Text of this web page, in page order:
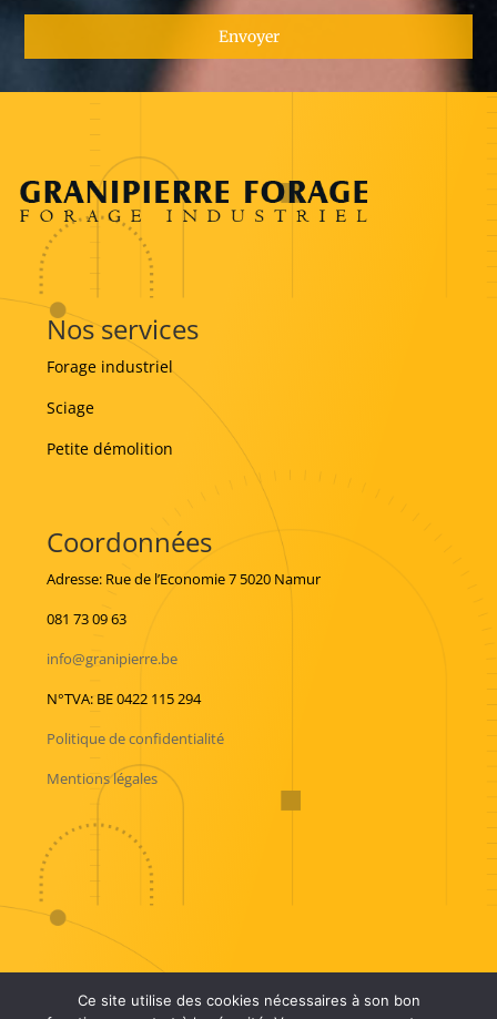
Envoyer
Nos services
Forage industriel
Sciage
Petite démolition
Coordonnées
Adresse: Rue de l’Economie 7 5020 Namur
081 73 09 63
info@granipierre.be
N°TVA: BE 0422 115 294
Politique de confidentialité
Mentions légales
© 2022 Granipierre Forage – Tous droits réservés. Une
Ce site utilise des cookies nécessaires à son bon